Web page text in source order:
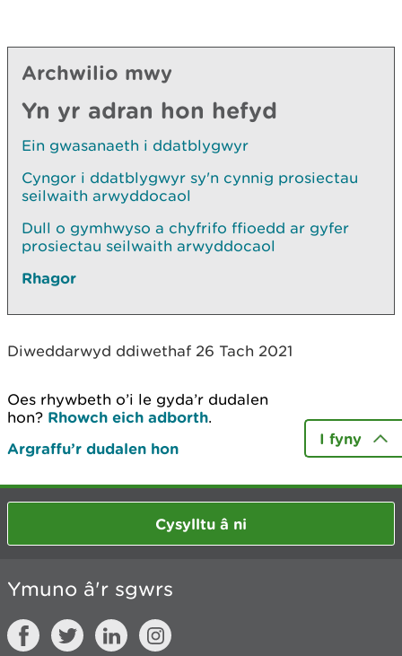
Archwilio mwy
Yn yr adran hon hefyd
Ein gwasanaeth i ddatblygwyr
Cyngor i ddatblygwyr sy'n cynnig prosiectau
seilwaith arwyddocaol
Dull o gymhwyso a chyfrifo ffioedd ar gyfer
prosiectau seilwaith arwyddocaol
Rhagor
Diweddarwyd ddiwethaf 26 Tach 2021
Oes rhywbeth o’i le gyda’r dudalen
hon? Rhowch eich adborth.
Argraffu’r dudalen hon
I fyny
Cysylltu â ni
Ymuno â'r sgwrs